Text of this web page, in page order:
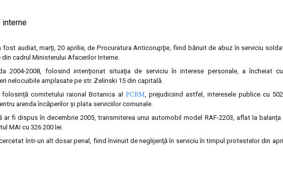
fost audiat, marți, 20 aprilie, de Procuratura Anticorupţie, fiind bănuit de abuz în serviciu
cadrul Ministerului Afacerilor Interne.
2004-2008, folosind intenţionat situaţia de serviciu în interese personale, a încheiat
nelocuibile amplasate pe str. Zelinski 15 din capitală.
comitetului raional Botanica al PCRM, prejudiciind astfel, interesele publice cu
arenda încăperilor şi plata serviciilor comunale.
fi dispus în decembrie 2005, transmiterea unui automobil model RAF-2203, aflat la
MAI cu 326 200 lei.
într-un alt dosar penal, fiind învinuit de neglijenţă în serviciu în timpul protestelor din